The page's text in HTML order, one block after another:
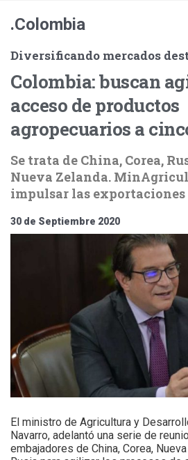
.Colombia
Diversificando mercados
Colombia: buscan
acceso de productos
agropecuarios a
Se trata de China, Corea,
Nueva Zelanda.
impulsar las exportaciones
30 de Septiembre 2020
El ministro de Agricultura y
Navarro, adelantó una serie de
embajadores de China, Corea,